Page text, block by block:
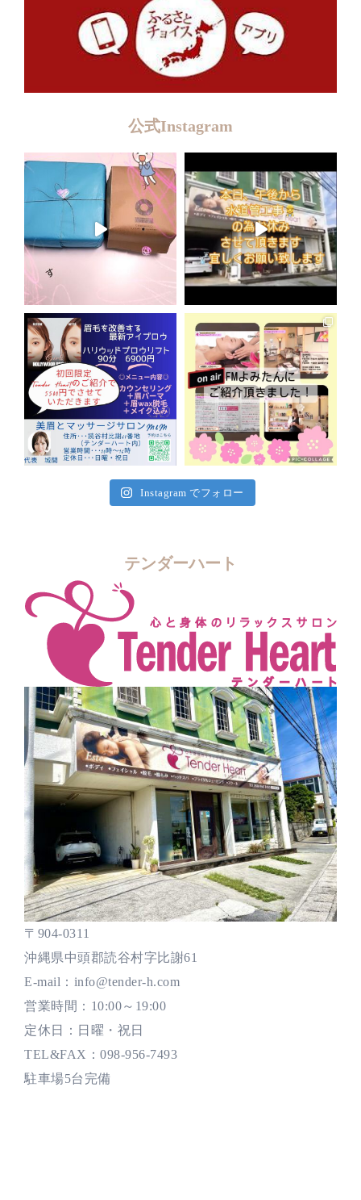
公式Instagram
Instagram でフォロー
テンダーハート
〒904-0311
沖縄県中頭郡読谷村字比謝61
E-mail：info@tender-h.com
営業時間：10:00～19:00
定休日：日曜・祝日
TEL&FAX：098-956-7493
駐車場5台完備